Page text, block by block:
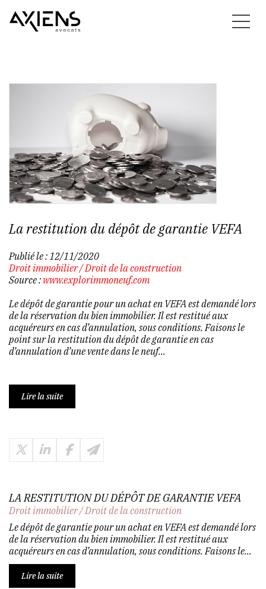
La restitution du dépôt de garantie VEFA
Publié le : 12/11/2020
Droit immobilier/Droit de la construction
Source : www.explorimmoneuf.com
Le dépôt de garantie pour un achat en VEFA est demandé lors
de la réservation du bien immobilier. Il est restitué aux
acquéreurs en cas d’annulation, sous conditions. Faisons le
point sur la restitution du dépôt de garantie en cas
d’annulation d’une vente dans le neuf...
Lire la suite
LA RESTITUTION DU DÉPÔT DE GARANTIE VEFA
Droit immobilier/Droit de la construction
Le dépôt de garantie pour un achat en VEFA est demandé lors
de la réservation du bien immobilier. Il est restitué aux
acquéreurs en cas d’annulation, sous conditions. Faisons le...
Lire la suite